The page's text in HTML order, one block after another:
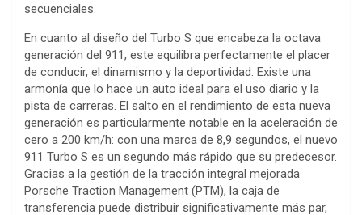
secuenciales.
En cuanto al diseño del Turbo S que encabeza la octava
generación del 911, este equilibra perfectamente el placer
de conducir, el dinamismo y la deportividad. Existe una
armonía que lo hace un auto ideal para el uso diario y la
pista de carreras. El salto en el rendimiento de esta nueva
generación es particularmente notable en la aceleración de
cero a 200 km/h: con una marca de 8,9 segundos, el nuevo
911 Turbo S es un segundo más rápido que su predecesor.
Gracias a la gestión de la tracción integral mejorada
Porsche Traction Management (PTM), la caja de
transferencia puede distribuir significativamente más par,